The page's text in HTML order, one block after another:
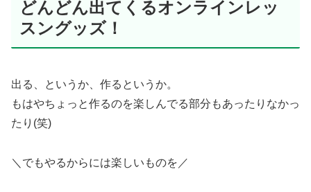
どんどん出てくるオンラインレッ
スングッズ！
出る、というか、作るというか。
もはやちょっと作るのを楽しんでる部分もあったりなかっ
たり(笑)
＼でもやるからには楽しいものを／